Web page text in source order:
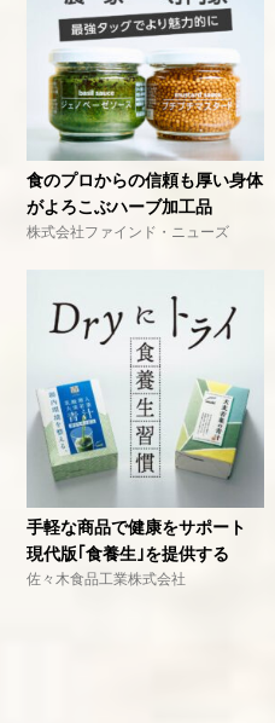
食のプロからの信頼も厚い身体
がよろこぶハーブ加工品
株式会社ファインド・ニューズ
手軽な商品で健康をサポート
現代版｢食養生｣を提供する
佐々木食品工業株式会社